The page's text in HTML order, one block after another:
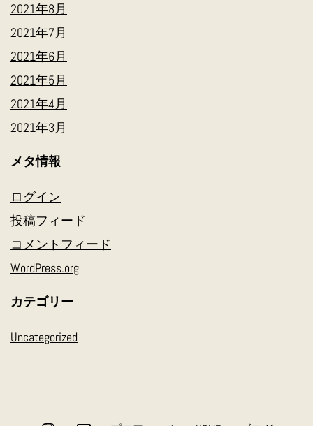
2021年8月
2021年7月
2021年6月
2021年5月
2021年4月
2021年3月
メタ情報
ログイン
投稿フィード
コメントフィード
WordPress.org
カテゴリー
Uncategorized